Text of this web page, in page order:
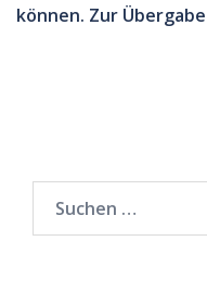
können. Zur
nach: